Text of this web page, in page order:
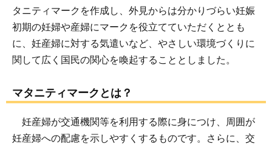
タニティマークを作成し、外見からは分かりづらい妊娠
初期の妊婦や産婦にマークを役立てていただくととも
に、妊産婦に対する気遣いなど、やさしい環境づくりに
関して広く国民の関心を喚起することとしました。
マタニティマークとは？
妊産婦が交通機関等を利用する際に身につけ、周囲が
妊産婦への配慮を示しやすくするものです。さらに、交